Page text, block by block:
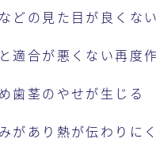
どの見た目が良くない
適合が悪くない再度
歯茎のやせが生じる
があり熱が伝わりに